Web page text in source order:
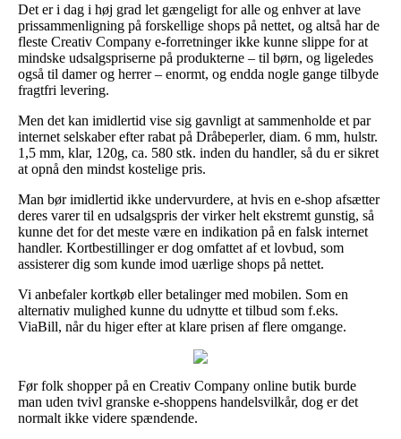
Det er i dag i høj grad let gængeligt for alle og enhver at lave
prissammenligning på forskellige shops på nettet, og altså har de
fleste Creativ Company e-forretninger ikke kunne slippe for at
mindske udsalgspriserne på produkterne – til børn, og ligeledes
også til damer og herrer – enormt, og endda nogle gange tilbyde
fragtfri levering.
Men det kan imidlertid vise sig gavnligt at sammenholde et par
internet selskaber efter rabat på Dråbeperler, diam. 6 mm, hulstr.
1,5 mm, klar, 120g, ca. 580 stk. inden du handler, så du er sikret
at opnå den mindst kostelige pris.
Man bør imidlertid ikke undervurdere, at hvis en e-shop afsætter
deres varer til en udsalgspris der virker helt ekstremt gunstig, så
kunne det for det meste være en indikation på en falsk internet
handler. Kortbestillinger er dog omfattet af et lovbud, som
assisterer dig som kunde imod uærlige shops på nettet.
Vi anbefaler kortkøb eller betalinger med mobilen. Som en
alternativ mulighed kunne du udnytte et tilbud som f.eks.
ViaBill, når du higer efter at klare prisen af flere omgange.
Før folk shopper på en Creativ Company online butik burde
man uden tvivl granske e-shoppens handelsvilkår, dog er det
normalt ikke videre spændende.